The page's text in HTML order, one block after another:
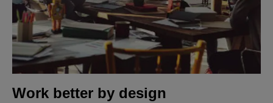
Work better by design